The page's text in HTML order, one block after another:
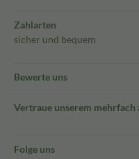
Zahlarten
sicher und bequem
Bewerte uns
Vertraue unserem mehrfach
Folge uns